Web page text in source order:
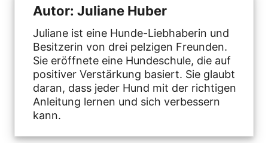
Autor: Juliane Huber
Juliane ist eine Hunde-Liebhaberin und
Besitzerin von drei pelzigen Freunden.
Sie eröffnete eine Hundeschule, die auf
positiver Verstärkung basiert. Sie glaubt
daran, dass jeder Hund mit der richtigen
Anleitung lernen und sich verbessern
kann.